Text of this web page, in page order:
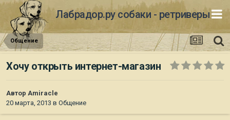
Лабрадор.ру собаки - ретриверы
Общение
Хочу открыть интернет-магазин
Автор Amiraсle
20 марта, 2013 в Общение